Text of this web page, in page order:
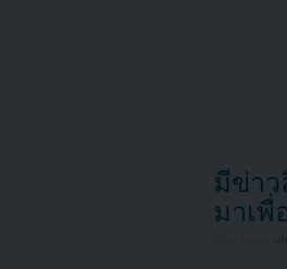
มีข่า
มาเพื่